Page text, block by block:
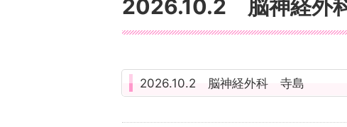
2026.10.2 脳神経外
2026.10.2 脳神経外科 寺島